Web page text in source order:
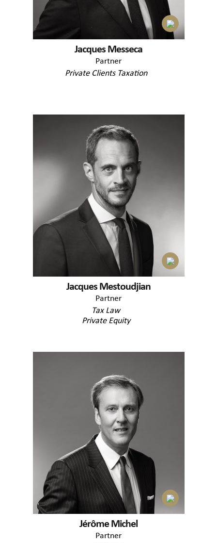
Jacques Messeca
Partner
Private Clients Taxation
Jacques Mestoudjian
Partner
Tax Law
Private Equity
Jérôme Michel
Partner